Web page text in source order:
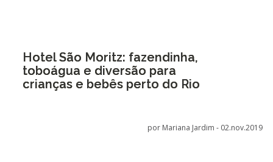
Hotel São Moritz: fazendinha,
toboágua e diversão para
crianças e bebês perto do Rio
por Mariana Jardim - 02.nov.2019